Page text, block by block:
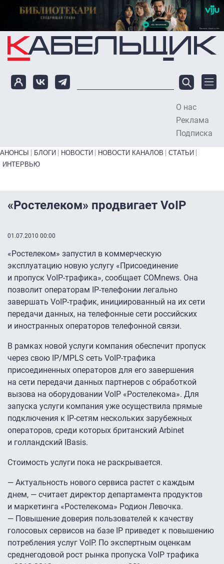
Перейти к основному содержанию
О нас
Реклама
Подписка
Primary links bottom
АНОНСЫ БЛОГИ НОВОСТИ НОВОСТИ КАНАЛОВ
СТАТЬИ
ИНТЕРВЬЮ
«Ростелеком» продвигает VoIP
01.07.2010 00:00
«Ростелеком» запустил в коммерческую
эксплуатацию новую услугу «Присоединение
и пропуск VoIP-трафика», сообщает COMnews. Она
позволит операторам IP-телефонии легально
завершать VoIP-трафик, инициированный на их сети
передачи данных, на телефонные сети российских
и иностранных операторов телефонной связи.
В рамках новой услуги компания обеспечит пропуск
через свою IP/MPLS сеть VoIP-трафика
присоединенных операторов для его завершения
на сети передачи данных партнеров с обработкой
вызова на оборудовании VoIP «Ростелекома». Для
запуска услуги компания уже осуществила прямые
подключения к IP-cетям нескольких зарубежных
операторов, среди которых британский Arbinet
и голландский IBasis.
Стоимость услуги пока не раскрывается.
— Актуальность нового сервиса растет с каждым
днем, — считает директор департамента продуктов
и маркетинга «Ростелекома» Родион Левочка.
— Повышение доверия пользователей к качеству
голосовых сервисов на базе IP приведет к повышению
потребления услуг VoIP. По экспертным оценкам
среднегодовой рост рынка пропуска VoIP трафика